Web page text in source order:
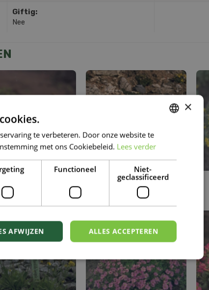
Giftig:
Nee
Draba dedeana
Hongerbloempje
Draba lasiocarpa
×
te verbeteren. Door onze website te
met ons Cookiebeleid. Lees verder
Functioneel
Niet-
geclassificeerd
ALLES ACCEPTEREN
AFWIJZEN